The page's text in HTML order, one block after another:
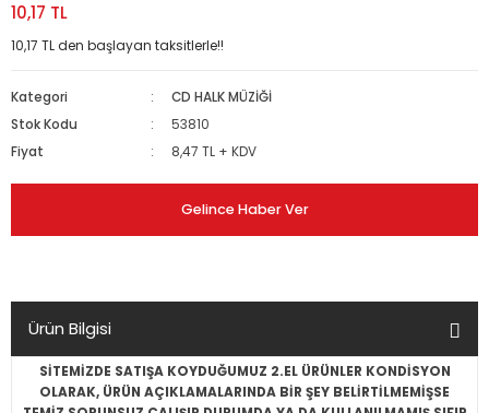
10,17 TL
10,17 TL den başlayan taksitlerle!!
Kategori
CD HALK MÜZİĞİ
Stok Kodu
53810
Fiyat
8,47 TL + KDV
Gelince Haber Ver
Ürün Bilgisi
SİTEMİZDE SATIŞA KOYDUĞUMUZ 2.EL ÜRÜNLER KONDİSYON
OLARAK, ÜRÜN AÇIKLAMALARINDA BİR ŞEY BELİRTİLMEMİŞSE